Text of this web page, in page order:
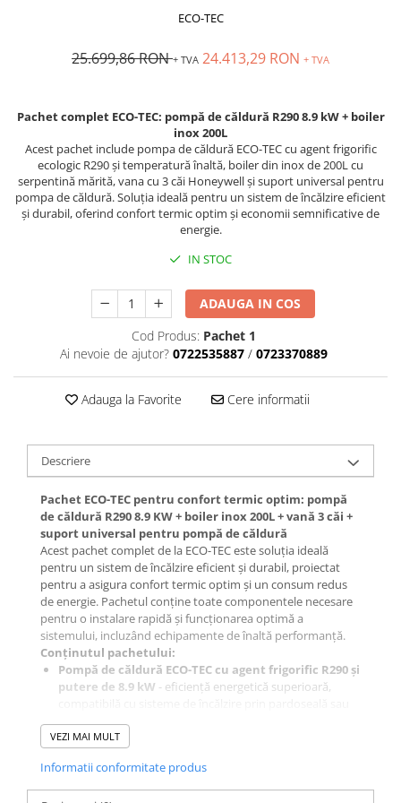
ECO-TEC
25.699,86 RON+ TVA 24.413,29 RON + TVA
Pachet complet ECO-TEC: pompă de căldură R290 8.9 kW + boiler
inox 200L
Acest pachet include pompa de căldură ECO-TEC cu agent frigorific
ecologic R290 și temperatură înaltă, boiler din inox de 200L cu
serpentină mărită, vana cu 3 căi Honeywell și suport universal pentru
pompa de căldură. Soluția ideală pentru un sistem de încălzire eficient
și durabil, oferind confort termic optim și economii semnificative de
energie.
IN STOC
ADAUGA IN COS
Cod Produs: Pachet 1
Ai nevoie de ajutor? 0722535887 / 0723370889
Adauga la Favorite Cere informatii
Descriere
Pachet ECO-TEC pentru confort termic optim: pompă
de căldură R290 8.9 KW + boiler inox 200L + vană 3 căi +
suport universal pentru pompă de căldură
Acest pachet complet de la ECO-TEC este soluția ideală
pentru un sistem de încălzire eficient și durabil, proiectat
pentru a asigura confort termic optim și un consum redus
de energie. Pachetul conține toate componentele necesare
pentru o instalare rapidă și funcționarea optimă a
sistemului, incluzând echipamente de înaltă performanță.
Conținutul pachetului:
Pompă de căldură ECO-TEC cu agent frigorific R290 și
putere de 8.9 kW - eficiență energetică superioară,
calorifere. Pompa funcționează la temperaturi înalte,
oferind performanțe ridicate chiar și în condiții climatice
Boiler inox ECO-TEC de 200L cu serpentină mărită
acest boiler de capacitate mare este special conceput
VEZI MAI MULT
Informatii conformitate produs